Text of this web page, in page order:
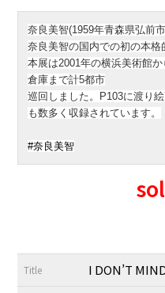
奈良美智(1959年青森県弘前市
奈良美智の国内での初の本格
本展は2001年の横浜美術館
倉庫まで計5都市
巡回しました。P103に渡り
も数多く収録されています。
#奈良美智
Title I DON’T